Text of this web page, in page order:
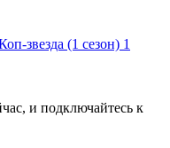
звезда (1 сезон) 1
и подключайтесь к